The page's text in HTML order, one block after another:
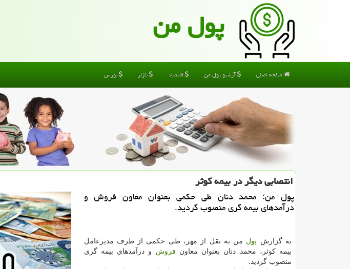
پول من
صفحه اصلی آرشیو پول من اقتصاد بازار بورس
انتصابی دیگر در بیمه كوثر
پول من: محمد دنان طی حكمی بعنوان معاون فروش و
درآمدهای بیمه گری منصوب گردید.
به گزارش پول من به نقل از مهر، طی حکمی از طرف مدیرعامل
بیمه کوثر، محمد دنان بعنوان معاون فروش و درآمدهای بیمه گری
منصوب گردید.